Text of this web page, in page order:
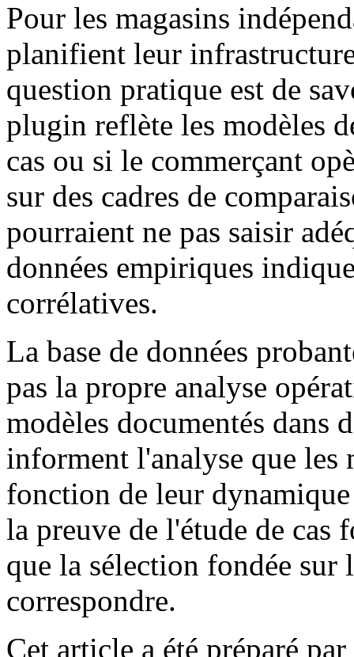
Pour les magasins
planifient leur
question pratique est de
plugin reflète les modèles
cas ou si le commerçant
sur des cadres de
pourraient ne pas saisir
données empiriques
corrélatives.
La base de données
pas la propre analyse
modèles documentés dans
informent l'analyse que les
fonction de leur
la preuve de l'étude de cas
que la sélection fondée
correspondre.
Cet article a été préparé